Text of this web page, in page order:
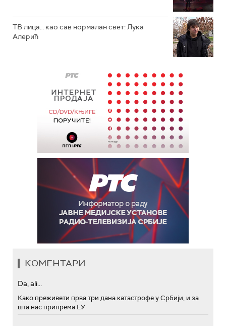
ТВ лица… као сав нормалан свет: Лука
Алерић
КОМЕНТАРИ
Da, ali...
Како преживети прва три дана катастрофе у Србији, и за
шта нас припрема ЕУ